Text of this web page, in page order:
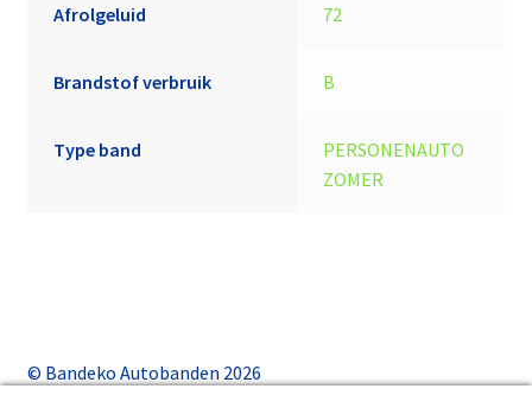
Afrolgeluid 72
Brandstof verbruik B
Type band
PERSONENAUTO
ZOMER
© Bandeko Autobanden 2026